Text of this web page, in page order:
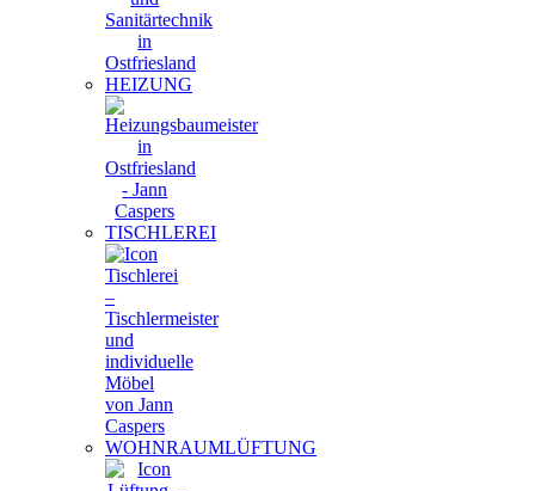
HEIZUNG
TISCHLEREI
WOHNRAUMLÜFTUNG